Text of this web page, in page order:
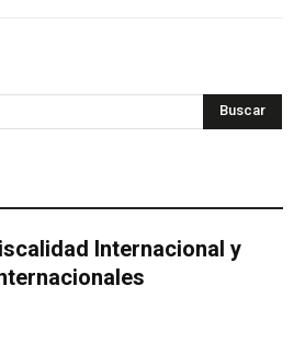
Buscar
Internacional y